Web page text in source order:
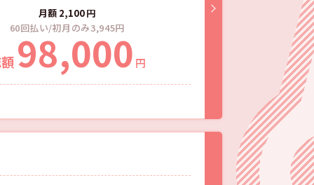
月額 2,100円
60回払い/初月のみ3,945円
98,000 円